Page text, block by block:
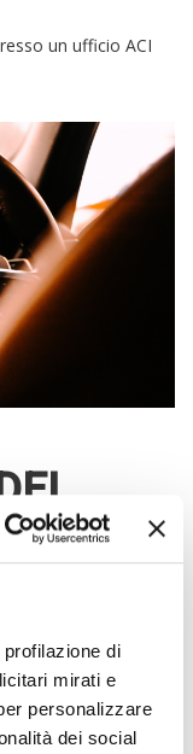
di
mirati e
personalizzare
dei social
un ufficio ACI
COSA
sono legati alla